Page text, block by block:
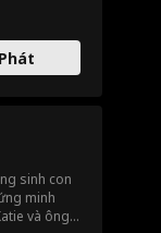
Phát
sinh con
minh
và ông